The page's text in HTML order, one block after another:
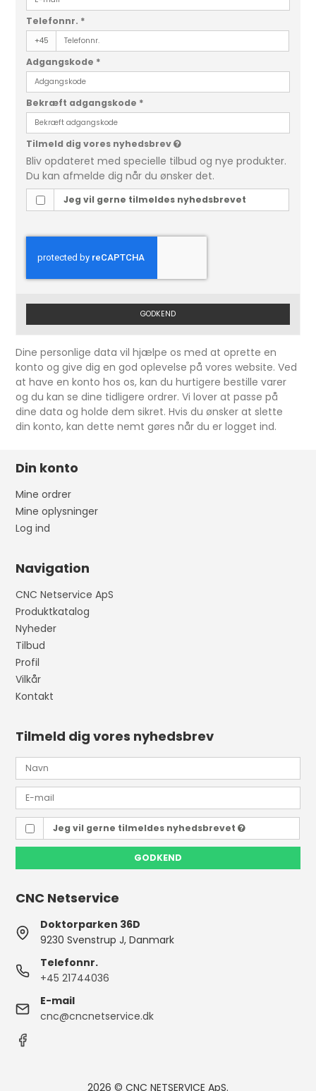
Telefonnr. *
+45
Adgangskode *
Bekræft adgangskode *
Tilmeld dig vores nyhedsbrev
Bliv opdateret med specielle tilbud og nye produkter.
Du kan afmelde dig når du ønsker det.
Jeg vil gerne tilmeldes nyhedsbrevet
GODKEND
Dine personlige data vil hjælpe os med at oprette en
konto og give dig en god oplevelse på vores website. Ved
at have en konto hos os, kan du hurtigere bestille varer
og du kan se dine tidligere ordrer. Vi lover at passe på
dine data og holde dem sikret. Hvis du ønsker at slette
din konto, kan dette nemt gøres når du er logget ind.
Din konto
Mine ordrer
Mine oplysninger
Log ind
Navigation
CNC Netservice ApS
Produktkatalog
Nyheder
Tilbud
Profil
Vilkår
Kontakt
Tilmeld dig vores nyhedsbrev
Jeg vil gerne tilmeldes nyhedsbrevet
GODKEND
CNC Netservice
Doktorparken 36D
9230 Svenstrup J, Danmark
Telefonnr.
+45 21744036
E-mail
cnc@cncnetservice.dk
2026 © CNC NETSERVICE ApS.